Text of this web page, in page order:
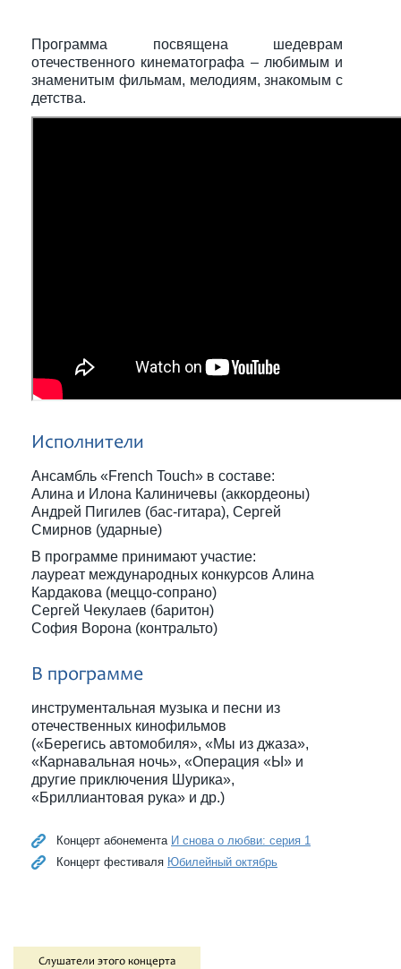
Программа посвящена шедеврам
отечественного кинематографа – любимым и
знаменитым фильмам, мелодиям, знакомым с
детства.
Исполнители
Ансамбль «French Touch» в составе:
Алина и Илона Калиничевы (аккордеоны)
Андрей Пигилев (бас-гитара), Сергей
Смирнов (ударные)
В программе принимают участие:
лауреат международных конкурсов Алина
Кардакова (меццо-сопрано)
Сергей Чекулаев (баритон)
София Ворона (контральто)
В программе
инструментальная музыка и песни из
отечественных кинофильмов
(«Берегись автомобиля», «Мы из джаза»,
«Карнавальная ночь», «Операция «Ы» и
другие приключения Шурика»,
«Бриллиантовая рука» и др.)
Концерт абонемента И снова о любви: серия 1
Концерт фестиваля Юбилейный октябрь
Слушатели этого концерта